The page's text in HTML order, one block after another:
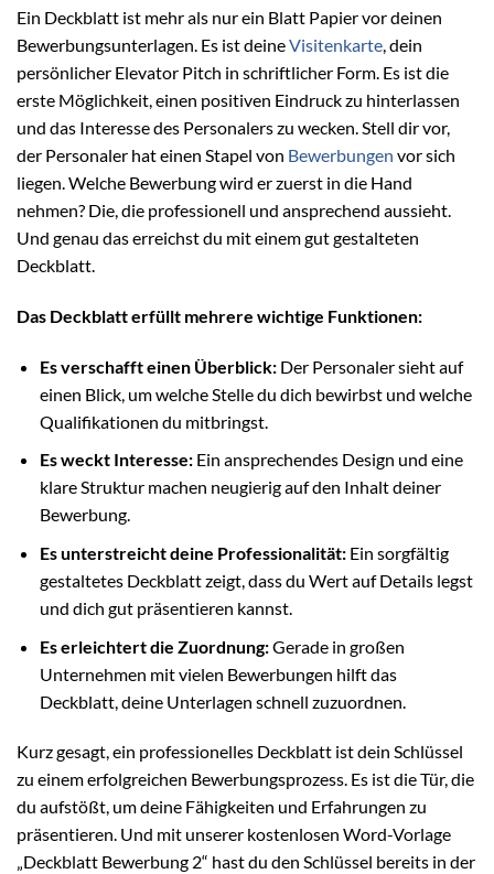
Ein Deckblatt ist mehr als nur ein Blatt Papier vor deinen
Bewerbungsunterlagen. Es ist deineVisitenkarte, dein
persönlicher Elevator Pitch in schriftlicher Form. Es ist die
erste Möglichkeit, einen positiven Eindruck zu hinterlassen
und das Interesse des Personalers zu wecken. Stell dir vor,
der Personaler hat einen Stapel von Bewerbungen vor sich
liegen. Welche Bewerbung wird er zuerst in die Hand
nehmen? Die, die professionell und ansprechend aussieht.
Und genau das erreichst du mit einem gut gestalteten
Deckblatt.
Das Deckblatt erfüllt mehrere wichtige Funktionen:
Es verschafft einen Überblick:Der Personaler sieht auf
einen Blick, um welche Stelle du dich bewirbst und welche
Qualifikationen du mitbringst.
Es weckt Interesse:Ein ansprechendes Design und eine
klare Struktur machen neugierig auf den Inhalt deiner
Bewerbung.
Es unterstreicht deine Professionalität:Ein sorgfältig
gestaltetes Deckblatt zeigt, dass du Wert auf Details legst
und dich gut präsentieren kannst.
Es erleichtert die Zuordnung:Gerade in großen
Unternehmen mit vielen Bewerbungen hilft das
Deckblatt, deine Unterlagen schnell zuzuordnen.
Kurz gesagt, ein professionelles Deckblatt ist dein Schlüssel
zu einem erfolgreichen Bewerbungsprozess. Es ist die Tür, die
du aufstößt, um deine Fähigkeiten und Erfahrungen zu
präsentieren. Und mit unserer kostenlosen Word-Vorlage
„Deckblatt Bewerbung 2“ hast du den Schlüssel bereits in der